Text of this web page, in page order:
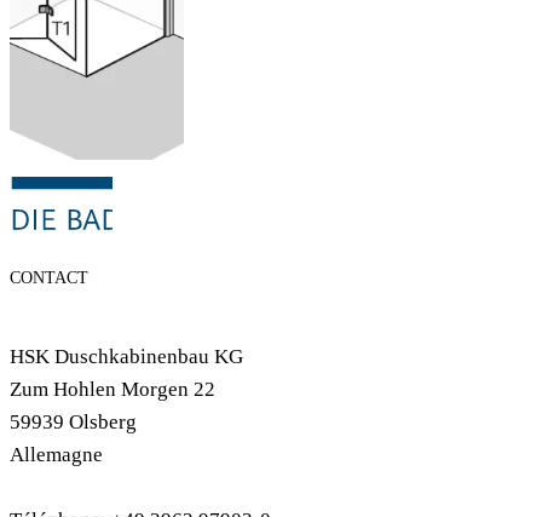
Configurer
maintenant
CONTACT
HSK Duschkabinenbau KG
Zum Hohlen Morgen 22
59939 Olsberg
Allemagne